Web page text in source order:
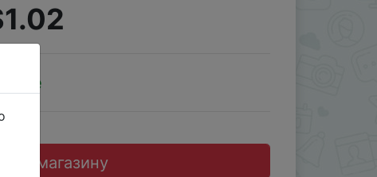
Sale
до магазину